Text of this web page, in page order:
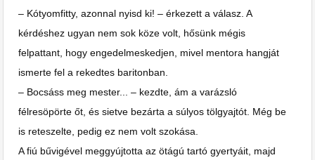
– Kótyomfitty, azonnal nyisd ki! – érkezett a válasz. A
kérdéshez ugyan nem sok köze volt, hősünk mégis
felpattant, hogy engedelmeskedjen, mivel mentora hangját
ismerte fel a rekedtes baritonban.
– Bocsáss meg mester... – kezdte, ám a varázsló
félresöpörte őt, és sietve bezárta a súlyos tölgyajtót. Még be
is reteszelte, pedig ez nem volt szokása.
A fiú bűvigével meggyújtotta az ötágú tartó gyertyáit, majd